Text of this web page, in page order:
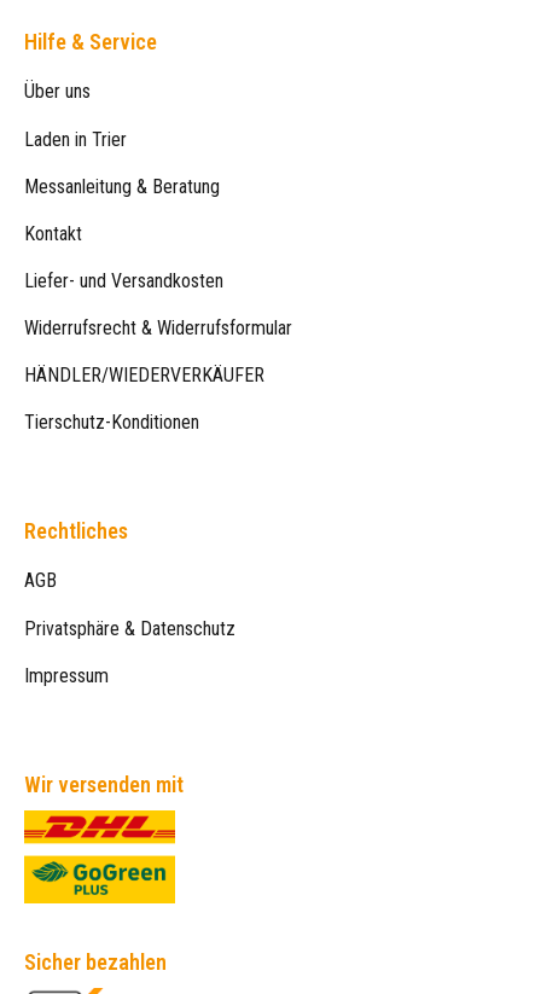
Hilfe & Service
Über uns
Laden in Trier
Messanleitung & Beratung
Kontakt
Liefer- und Versandkosten
Widerrufsrecht & Widerrufsformular
HÄNDLER/WIEDERVERKÄUFER
Tierschutz-Konditionen
Rechtliches
AGB
Privatsphäre & Datenschutz
Impressum
Wir versenden mit
Sicher bezahlen